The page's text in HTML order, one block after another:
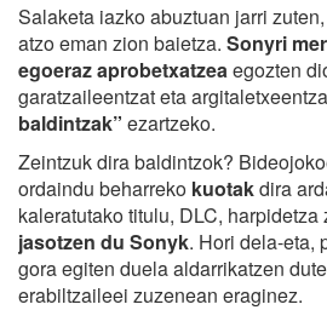
Salaketa iazko abuztuan jarri
atzo eman zion baietza. Sonyri
egoeraz aprobetxatzeaegozten
garatzaileentzat eta
baldintzak” ezartzeko.
Zeintzuk dira baldintzok?
ordaindu beharreko kuotakdira
kaleratutako titulu, DLC, harpidetza
jasotzen du Sonyk. Hori dela-eta,
gora egiten duela aldarrikatzen
erabiltzaileei zuzenean eraginez.